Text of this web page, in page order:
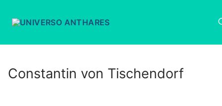
para
Constantin von Tischendorf